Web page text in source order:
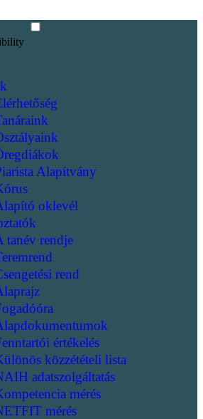
Alapítvány
oklevél
tanév rendje
rend
értékelés
közzétételi lista
adatszolgáltatás
mérés
mérés